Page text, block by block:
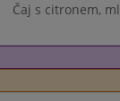
Čaj s citronem,